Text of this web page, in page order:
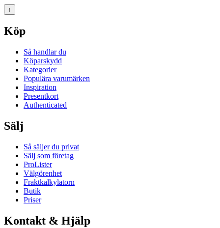
↑
Köp
Så handlar du
Köparskydd
Kategorier
Populära varumärken
Inspiration
Presentkort
Authenticated
Sälj
Så säljer du privat
Sälj som företag
ProLister
Välgörenhet
Fraktkalkylatorn
Butik
Priser
Kontakt & Hjälp